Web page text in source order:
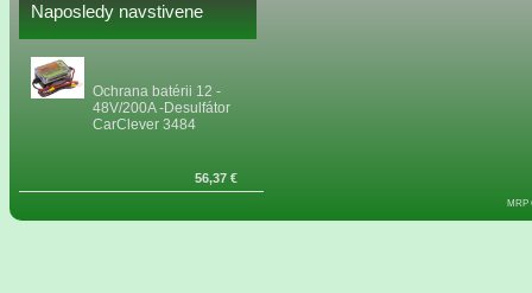
Naposledy navstivene
Ochrana batérii 12 -
48V/200A -Desulfátor
CarClever 3484
56,37 €
MRP